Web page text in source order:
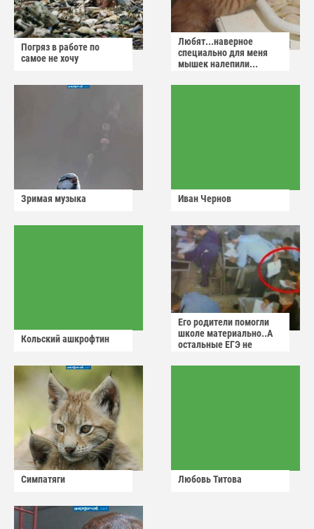
Погряз в работе по
самое не хочу
Любят...наверное
специально для меня
мышек налепили...
Зримая музыка Иван Чернов
Кольский ашкрофтин
Его родители помогли
школе материально..А
остальные ЕГЭ не
Симпатяги Любовь Титова